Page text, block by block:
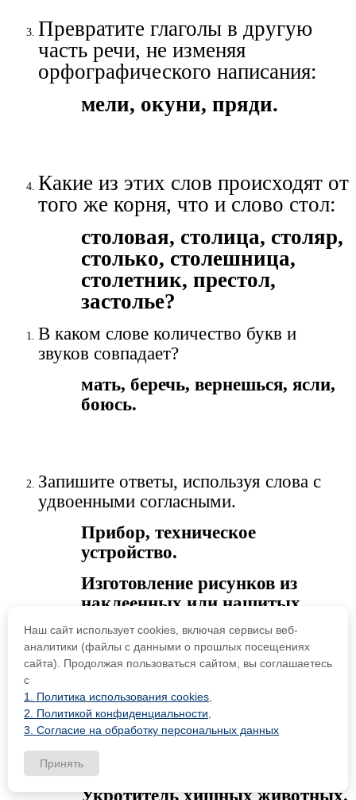
Превратите глаголы в другую
часть речи, не изменяя
орфографического написания:
мели, окуни, пряди.
Какие из этих слов происходят от
того же корня, что и слово стол:
столовая, столица, столяр,
столько, столешница,
столетник, престол,
застолье?
В каком слове количество букв и
звуков совпадает?
мать, беречь, вернешься, ясли,
боюсь.
Запишите ответы, используя слова с
удвоенными согласными.
Прибор, техническое
устройство.
Изготовление рисунков из
наклеенных или нашитых
кусков бумаги, ткани.
Большое желание есть. Острое
вирусное заболевание.
Пешеходная дорога,
обсаженная с обеих сторон
Дорога с твёрдым покрытием.
Укротитель хищных животных.
Наш сайт использует cookies, включая сервисы веб-
аналитики (файлы с данными о прошлых посещениях
сайта). Продолжая пользоваться сайтом, вы соглашаетесь
с
1. Политика использования cookies
2. Политикой конфиденциальности
3. Согласие на обработку персональных данных
Принять